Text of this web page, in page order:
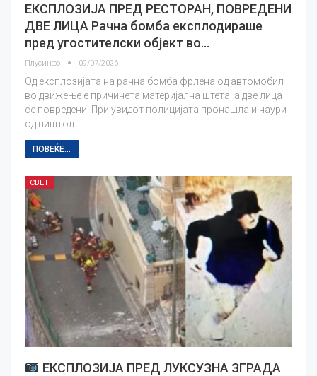
ЕКСПЛОЗИЈА ПРЕД РЕСТОРАН, ПОВРЕДЕНИ
ДВЕ ЛИЦА Рачна бомба експлодираше
пред угостителски објект во…
Плусинфо 09/07/2026
Од експлозијата на рачна бомба фрлена од автомобил
во движење е причинета материјална штета, а две лица
се повредени. При увидот полицијата пронашла и чаури
од пиштол.
ПОВЕЌЕ...
СВЕТ
ЕКСПЛОЗИЈА ПРЕД ЛУКСУЗНА ЗГРАДА